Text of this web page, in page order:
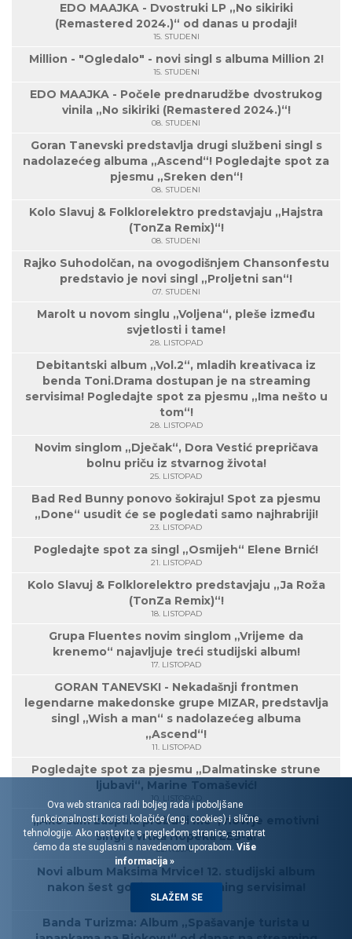
EDO MAAJKA - Dvostruki LP „No sikiriki
(Remastered 2024.)“ od danas u prodaji!
15. STUDENI
Million - "Ogledalo" - novi singl s albuma Million 2!
15. STUDENI
EDO MAAJKA - Počele prednarudžbe dvostrukog
vinila „No sikiriki (Remastered 2024.)“!
08. STUDENI
Goran Tanevski predstavlja drugi službeni singl s
nadolazećeg albuma „Ascend“! Pogledajte spot za
pjesmu „Sreken den“!
08. STUDENI
Kolo Slavuj & Folklorelektro predstavjaju „Hajstra
(TonZa Remix)“!
08. STUDENI
Rajko Suhodolčan, na ovogodišnjem Chansonfestu
predstavio je novi singl „Proljetni san“!
07. STUDENI
Marolt u novom singlu „Voljena“, pleše između
svjetlosti i tame!
28. LISTOPAD
Debitantski album „Vol.2“, mladih kreativaca iz
benda Toni.Drama dostupan je na streaming
servisima! Pogledajte spot za pjesmu „Ima nešto u
tom“!
28. LISTOPAD
Novim singlom „Dječak“, Dora Vestić prepričava
bolnu priču iz stvarnog života!
25. LISTOPAD
Bad Red Bunny ponovo šokiraju! Spot za pjesmu
„Done“ usudit će se pogledati samo najhrabriji!
23. LISTOPAD
Pogledajte spot za singl „Osmijeh“ Elene Brnić!
21. LISTOPAD
Kolo Slavuj & Folklorelektro predstavjaju „Ja Roža
(TonZa Remix)“!
18. LISTOPAD
Grupa Fluentes novim singlom „Vrijeme da
krenemo“ najavljuje treći studijski album!
17. LISTOPAD
GORAN TANEVSKI - Nekadašnji frontmen
legendarne makedonske grupe MIZAR, predstavlja
singl „Wish a man“ s nadolazećeg albuma
„Ascend“!
11. LISTOPAD
Pogledajte spot za pjesmu „Dalmatinske strune
ljubavi“, Marine Tomašević!
10. LISTOPAD
„Ako sam zaspala probudi me“, novi je emotivni
singl Tvrtka Hopeka LES-a!
30. RUJAN
Novi album Maksima Mrvice! 12. studijski album
nakon šest godina, na streaming servisima!
27. RUJAN
Banda Turizma: Album „Spašavanje turista u
Ova web stranica radi boljeg rada i poboljšane
funkcionalnosti koristi kolačiće (eng. cookies) i slične
tehnologije. Ako nastavite s pregledom stranice, smatrat
ćemo da ste suglasni s navedenom uporabom. Više
informacija »
SLAŽEM SE